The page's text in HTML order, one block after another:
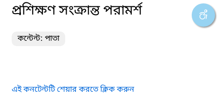
প্রশিক্ষণ সংক্রান্ত পরামর্শ
কন্টেন্ট: পাতা
এই কনটেন্টটি শেয়ার করতে ক্লিক করুন